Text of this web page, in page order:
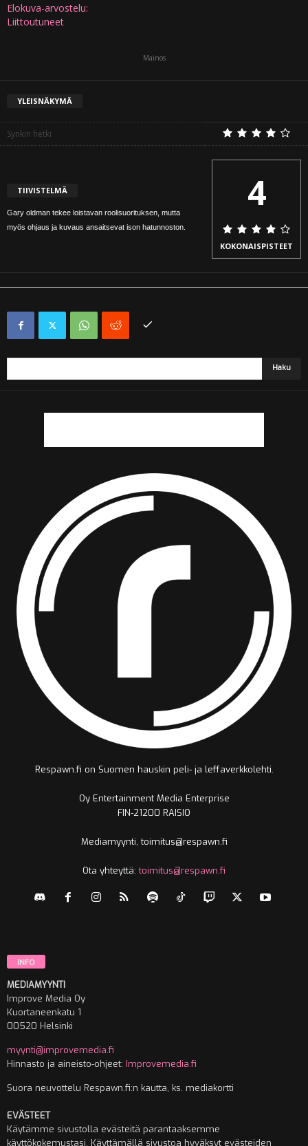
Elokuva-arvostelu:
Liittoutuneet
Mainos
YLEISNÄKYMÄ
Synkin hetki
TIIVISTELMÄ
Gary oldman tekee loistavan roolisuorituksen, mutta
myös ohjaus ja kuvaus ansaitsevat ison hatunnoston.
4
KOKONAISPISTEET
Respawn.fi on Suomen hauskin peli- ja leffaverkkolehti.
Oy Entertainment Media Enterprise
FIN-21200 RAISIO
Mediamyynti, toimitus@respawn.fi
Ota yhteyttä:toimitus@respawn.fi
INFO
MEDIAMYYNTI
Improve Media Oy
Kuortaneenkatu 1
00520 Helsinki
myynti@improvemedia.fi
Hinnasto ja aineisto-ohjeet: Improvemedia.fi
Suora neuvottelu Respawn.fi:n kautta, ks. mediakortti
EVÄSTEET
Käytämme sivustolla evästeitä parantaaksemme
käyttökokemustasi. Käyttämällä sivustoa hyväksyt evästeiden